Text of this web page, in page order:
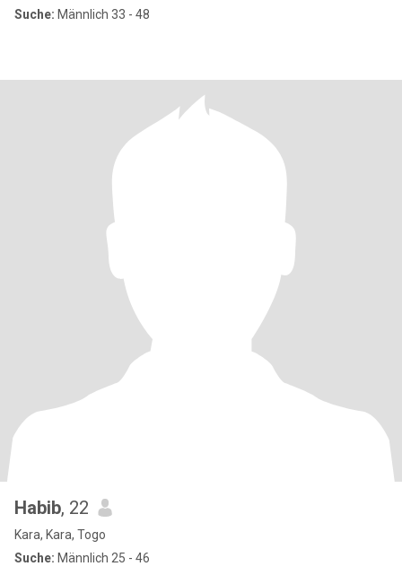
Suche: Männlich 33 - 48
Habib, 22
Kara, Kara, Togo
Suche: Männlich 25 - 46